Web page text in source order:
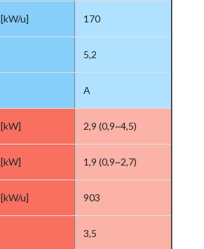
[kW/u] 170
5,2
A
[kW] 2,9 (0,9~4,5)
[kW] 1,9 (0,9~2,7)
[kW/u] 903
3,5